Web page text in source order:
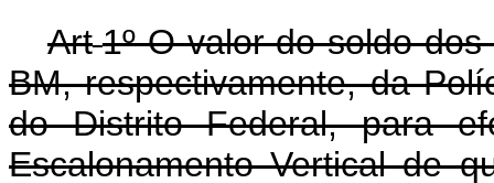
Art 1º O valor do soldo
BM, respectivamente, da
do Distrito Federal, para
Escalonamento Vertical de